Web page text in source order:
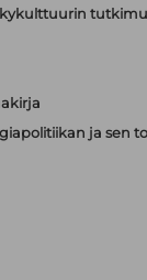
ja sen